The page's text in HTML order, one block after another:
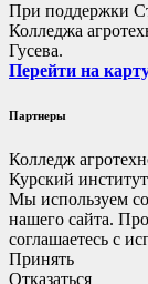
При поддержки
Колледжа
Гусева.
Перейти на
Партнеры
Колледж
Курский
Мы используем
нашего сайта.
соглашаетесь с
Принять
Отказаться